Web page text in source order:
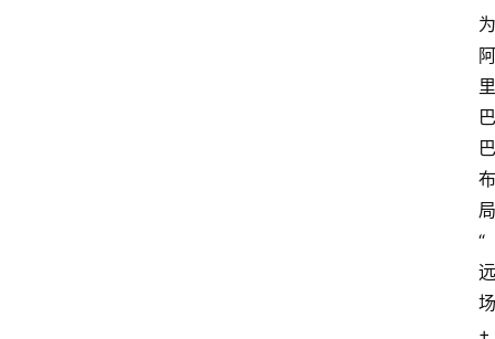
为
阿
里
巴
巴
布
局
“
远
场
+